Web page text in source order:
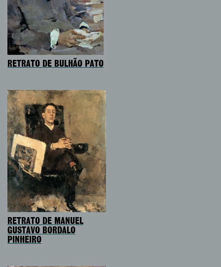
RETRATO DE BULHÃO PATO
RETRATO DE MANUEL
GUSTAVO BORDALO
PINHEIRO